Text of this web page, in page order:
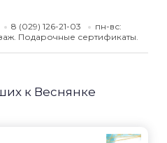
8 (029) 126-21-03
пн-вс:
Подарочные сертификаты.
к Веснянке